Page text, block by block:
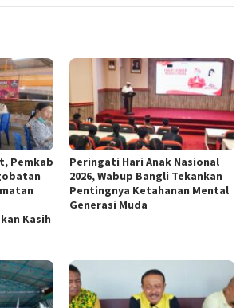
Pemkab
Kasih
Peringati Hari Anak Nasional
2026, Wabup Bangli Tekankan
Pentingnya Ketahanan Mental
Generasi Muda